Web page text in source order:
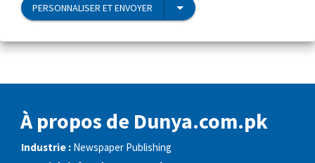
PERSONNALISER ET ENVOYER
À propos de Dunya.com.pk
Industrie : Newspaper Publishing